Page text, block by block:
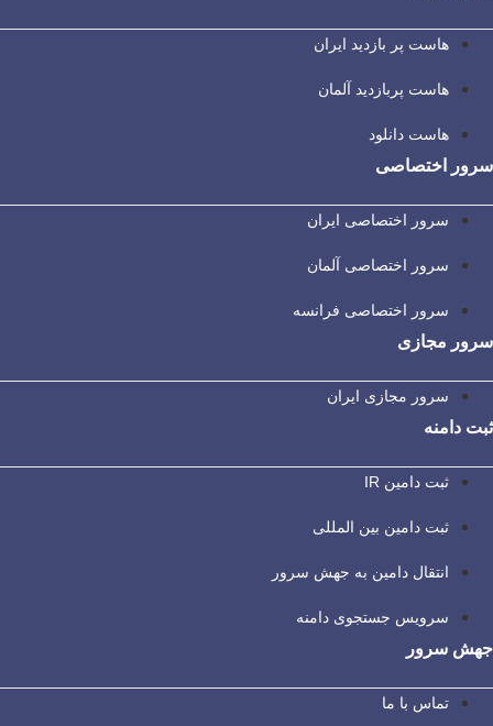
هاست پر بازدید ایران
هاست پربازدید آلمان
هاست دانلود
سرور اختصاصی
سرور اختصاصی ایران
سرور اختصاصی آلمان
سرور اختصاصی فرانسه
سرور مجازی
سرور مجازی ایران
ثبت دامنه
ثبت دامین IR
ثبت دامین بین المللی
انتقال دامین به جهش سرور
سرویس جستجوی دامنه
جهش سرور
تماس با ما